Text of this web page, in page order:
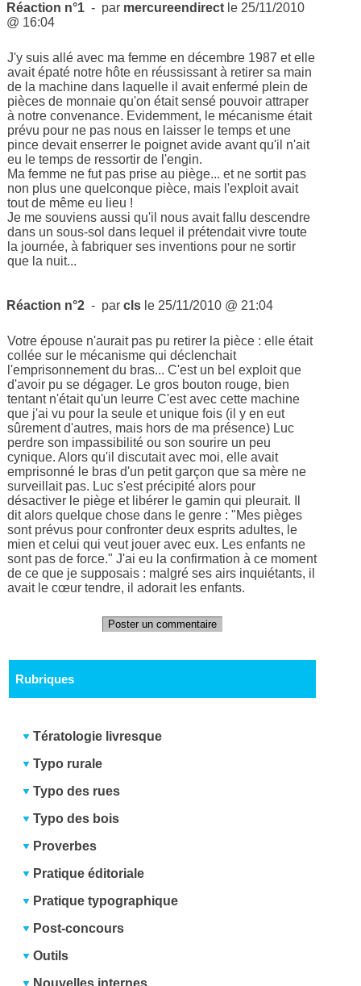
Réaction n°1 - par mercureendirect le 25/11/2010
@ 16:04
J'y suis allé avec ma femme en décembre 1987 et elle
avait épaté notre hôte en réussissant à retirer sa main
de la machine dans laquelle il avait enfermé plein de
pièces de monnaie qu'on était sensé pouvoir attraper
à notre convenance. Evidemment, le mécanisme était
prévu pour ne pas nous en laisser le temps et une
pince devait enserrer le poignet avide avant qu'il n'ait
eu le temps de ressortir de l'engin.
Ma femme ne fut pas prise au piège... et ne sortit pas
non plus une quelconque pièce, mais l'exploit avait
tout de même eu lieu !
Je me souviens aussi qu'il nous avait fallu descendre
dans un sous-sol dans lequel il prétendait vivre toute
la journée, à fabriquer ses inventions pour ne sortir
que la nuit...
Réaction n°2 - parcls le 25/11/2010 @ 21:04
Votre épouse n'aurait pas pu retirer la pièce : elle était
collée sur le mécanisme qui déclenchait
l'emprisonnement du bras... C'est un bel exploit que
d'avoir pu se dégager. Le gros bouton rouge, bien
tentant n'était qu'un leurre C'est avec cette machine
que j'ai vu pour la seule et unique fois (il y en eut
sûrement d'autres, mais hors de ma présence) Luc
perdre son impassibilité ou son sourire un peu
cynique. Alors qu'il discutait avec moi, elle avait
emprisonné le bras d'un petit garçon que sa mère ne
surveillait pas. Luc s'est précipité alors pour
désactiver le piège et libérer le gamin qui pleurait. Il
dit alors quelque chose dans le genre : "Mes pièges
sont prévus pour confronter deux esprits adultes, le
mien et celui qui veut jouer avec eux. Les enfants ne
sont pas de force." J'ai eu la confirmation à ce moment
de ce que je supposais : malgré ses airs inquiétants, il
avait le cœur tendre, il adorait les enfants.
Poster un commentaire
Rubriques
Tératologie livresque
Typo rurale
Typo des rues
Typo des bois
Proverbes
Pratique éditoriale
Pratique typographique
Post-concours
Outils